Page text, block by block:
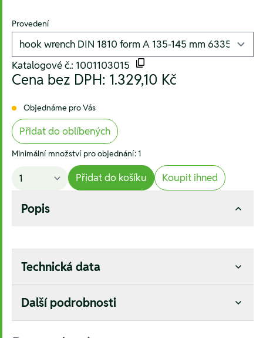
Provedení
Katalogové č.: 1001103015
Cena bez DPH: 1.329,10 Kč
Objednáme pro Vás
Přidat do oblíbených
Minimální množství pro objednání: 1
Přidat do košíku Koupit ihned
Popis
Technická data
Další podrobnosti